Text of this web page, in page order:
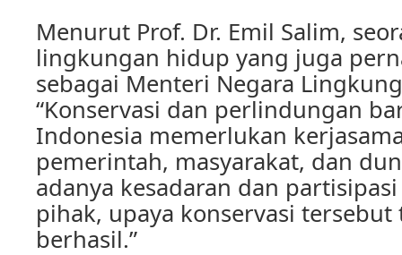
Menurut Prof. Dr. Emil Salim,
lingkungan hidup yang juga
sebagai Menteri Negara
“Konservasi dan perlindungan
Indonesia memerlukan
pemerintah, masyarakat, dan
adanya kesadaran dan
pihak, upaya konservasi tersebut
berhasil.”